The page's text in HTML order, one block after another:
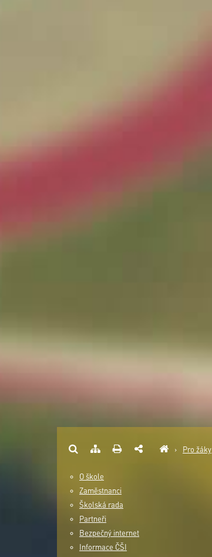
› Pro žáky
O škole
Zaměstnanci
Školská rada
Partneři
Bezpečný internet
Informace ČŠI